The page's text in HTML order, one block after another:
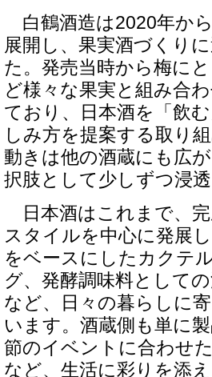
白鶴酒造は2020年か
展開し、果実酒づくり
た。発売当時から梅に
ど様々な果実と組み合
ており、日本酒を「飲
しみ方を提案する取り
動きは他の酒蔵にも広
択肢として少しずつ浸
日本酒はこれまで、
スタイルを中心に発展
をベースにしたカクテ
グ、発酵調味料として
など、日々の暮らしに
います。酒蔵側も単に
節のイベントに合わせ
など、生活に彩りを添